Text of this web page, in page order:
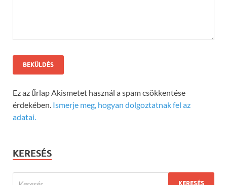
Ez az űrlap Akismetet használ a spam csökkentése
érdekében. Ismerje meg, hogyan dolgoztatnak fel az
adatai.
KERESÉS